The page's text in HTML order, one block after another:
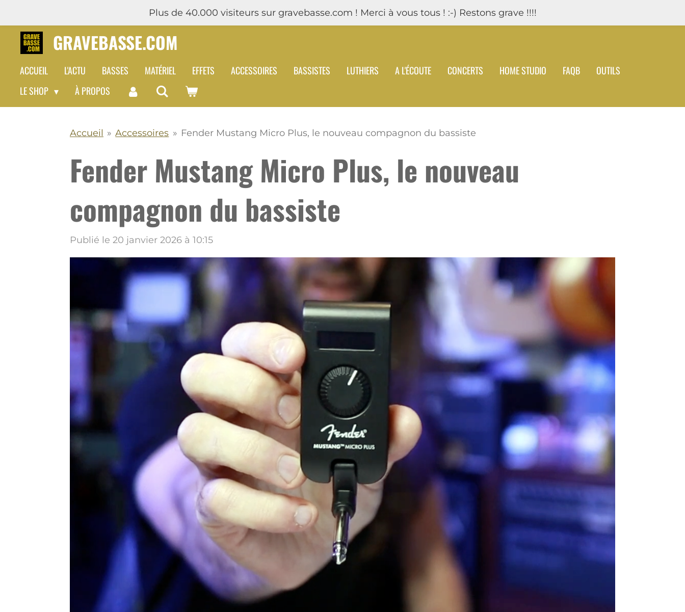
contenu
Plus de 40.000 visiteurs sur gravebasse.com ! Merci à vous tous ! :-) Restons grave !!!!
GRAVEBASSE.COM
ACCUEIL L'ACTU BASSES MATÉRIEL EFFETS ACCESSOIRES BASSISTES LUTHIERS A L'ÉCOUTE CONCERTS HOME STUDIO FAQB
OUTILS
LE SHOP
À PROPOS
Accueil » Accessoires » Fender Mustang Micro Plus, le nouveau compagnon du bassiste
Fender Mustang Micro Plus, le nouveau
compagnon du bassiste
Publié le 20 janvier 2026 à 10:15